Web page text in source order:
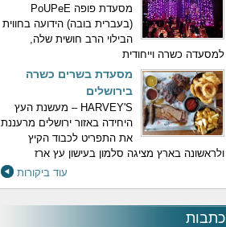
מסעדת פופה PoUPeE
(בעברית בובה) הידועה בחווית
הבילוי הרב חושית שלה,
למסעדה כשרה וייחודית
מסעדת בשרים כשרה
בירושלים
HARVEY'S – מעשנת העץ
היחידה באזור ירושלים מרעננת
את התפריט לכבוד הקיץ
ולראשונה בארץ מציגה סלמון בעישון עץ ארז
עוד ביקורות
כתבות